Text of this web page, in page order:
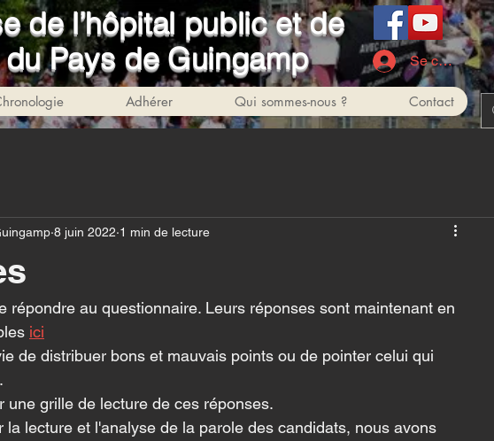
de l’hôpital public et de
du Pays de Guingamp
Se connecter
Adhérer Qui sommes-nous ? Contact
8 juin 2022 1 min de lecture
répondre au questionnaire. Leurs réponses sont maintenant en
ici
de distribuer bons et mauvais points ou de pointer celui qui
une grille de lecture de ces réponses.
la lecture et l'analyse de la parole des candidats, nous avons